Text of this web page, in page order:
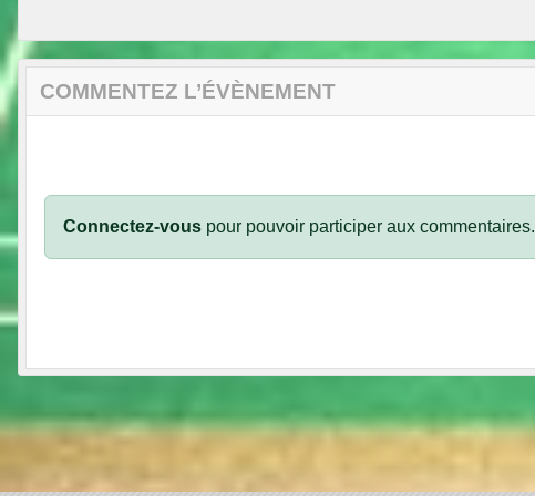
COMMENTEZ L’ÉVÈNEMENT
Connectez-vous pour pouvoir participer aux commentaires.